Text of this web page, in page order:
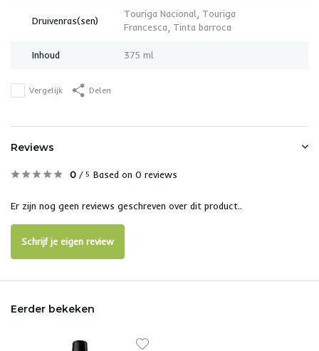
Druivenras(sen)
Touriga Nacional, Touriga
Francesca, Tinta barroca
Inhoud 375 ml
Vergelijk Delen
Reviews
0 / 5 Based on 0 reviews
Er zijn nog geen reviews geschreven over dit product..
Schrijf je eigen review
Eerder bekeken